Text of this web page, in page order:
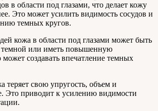
в области под глазами, что делает кожу
Это может усилить видимость сосудов и
темных кругов.
кожа в области под глазами может быть
темной или иметь повышенную
создавать впечатление темных
теряет свою упругость, объем и
Это приводит к усилению видимости